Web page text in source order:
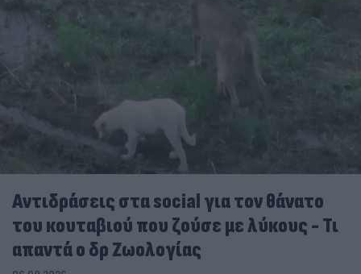
Αντιδράσεις στα social για τον θάνατο
του κουταβιού που ζούσε με λύκους - Τι
απαντά ο δρ Ζωολογίας